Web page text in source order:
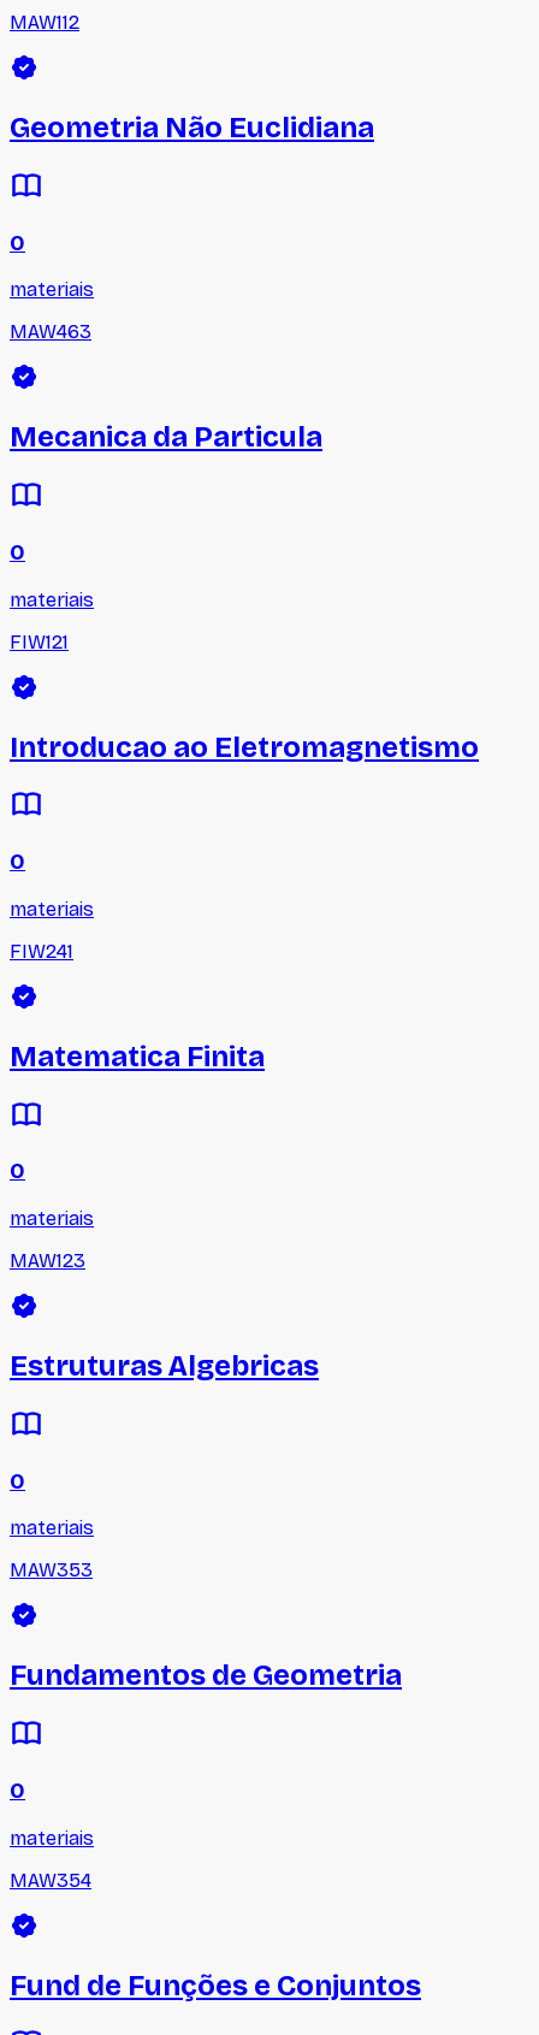
MAW112
Geometria Não Euclidiana
0
materiais
MAW463
Mecanica da Particula
0
materiais
FIW121
Introducao ao Eletromagnetismo
0
materiais
FIW241
Matematica Finita
0
materiais
MAW123
Estruturas Algebricas
0
materiais
MAW353
Fundamentos de Geometria
0
materiais
MAW354
Fund de Funções e Conjuntos